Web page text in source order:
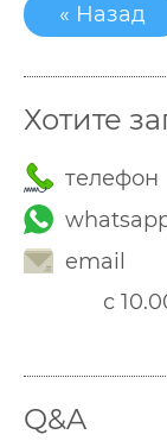
« Назад
Хотите
телефон
email
с
Q&A